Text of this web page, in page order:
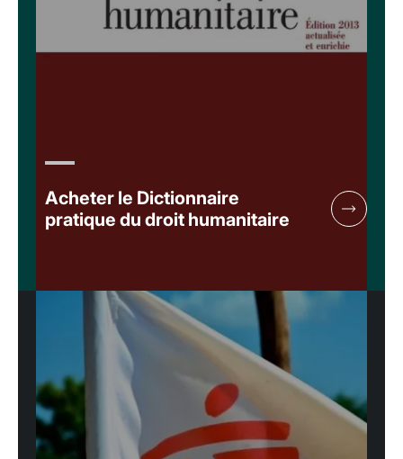
Acheter le Dictionnaire
pratique du droit humanitaire